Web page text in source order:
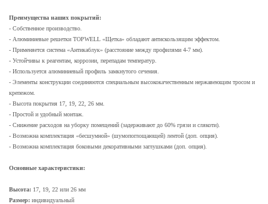
Преимущества наших покрытий:
- Собственное производство.
- Алюминиевые решетки TOPWELL «Щетка» обладают антискользящим эффектом.
- Применяется система «Антикаблук» (расстояние между профилями 4-7 мм).
- Устойчивы к реагентам, коррозии, перепадам температур.
- Используется алюминиевый профиль замкнутого сечения.
- Элементы конструкции соединяются специальным высококачественным нержавеющим тросом и
крепежом.
- Высота покрытия 17, 19, 22, 26 мм.
- Простой и удобный монтаж.
- Снижение расходов на уборку помещений (задерживают до 60% грязи и слякоти).
- Возможна комплектация «бесшумной» (шумопоглощающей) лентой (доп. опция).
- Возможна комплектация боковыми декоративными заглушками (доп. опция).
Основные характеристики:
Высота: 17, 19, 22 или 26 мм
Размер: индивидуальный